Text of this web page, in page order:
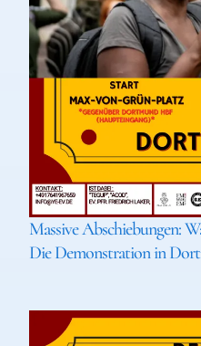
Massive Abschiebungen:
Die Demonstration in